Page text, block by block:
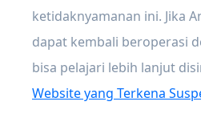
ketidaknyamanan ini. Jika
dapat kembali beroperasi
bisa pelajari lebih lanjut
Website yang Terkena